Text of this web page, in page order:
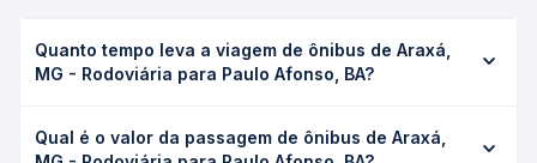
Quanto tempo leva a viagem de ônibus de Araxá,
MG - Rodoviária para Paulo Afonso, BA?
Afonso, BA leva em média 58h 20min, podendo variar
Qual é o valor da passagem de ônibus de Araxá,